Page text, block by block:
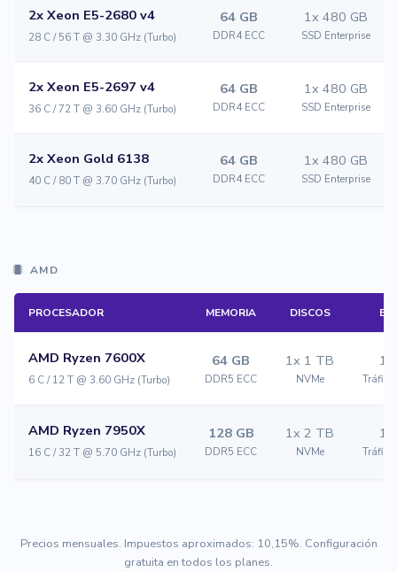
2x Xeon E5-2680 v4
28 C / 56 T @ 3.30 GHz (Turbo)
64 GB
DDR4 ECC
1x 480 GB
SSD Enterprise
2x Xeon E5-2697 v4
36 C / 72 T @ 3.60 GHz (Turbo)
64 GB
DDR4 ECC
1x 480 GB
SSD Enterprise
2x Xeon Gold 6138
40 C / 80 T @ 3.70 GHz (Turbo)
64 GB
DDR4 ECC
1x 480 GB
SSD Enterprise
AMD
PROCESADOR MEMORIA DISCOS
AMD Ryzen 7600X
6 C / 12 T @ 3.60 GHz (Turbo)
64 GB
DDR5 ECC
1x 1 TB
NVMe
1
AMD Ryzen 7950X
16 C / 32 T @ 5.70 GHz (Turbo)
128 GB
DDR5 ECC
1x 2 TB
NVMe
1
Precios mensuales. Impuestos aproximados: 10,15%. Configuración
gratuita en todos los planes.